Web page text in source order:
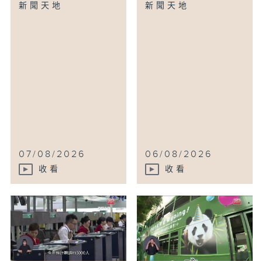
新聞天地
07/08/2026
收看
新聞天地
06/08/2026
收看